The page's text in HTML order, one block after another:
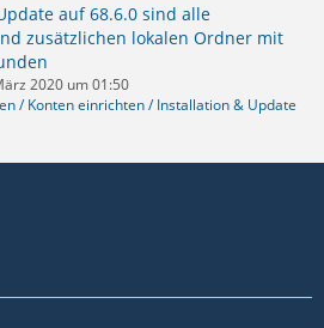
auf 68.6.0 sind alle
zusätzlichen lokalen Ordner mit
2020 um 01:50
/ Konten einrichten / Installation & Update